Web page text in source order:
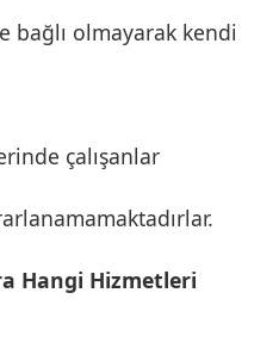
bağlı olmayarak kendi
çalışanlar
Hangi Hizmetleri